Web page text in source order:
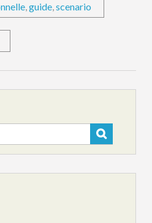
,guide,scenario